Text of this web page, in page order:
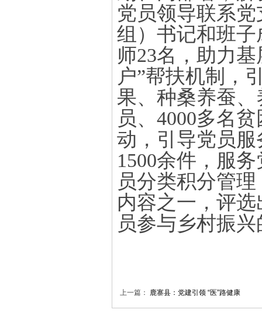
党员领导联系
组）书记和班
师23名，助力
户”帮扶机制，
果、种桑养蚕
员、4000多名
动，引导党员
1500余件，服
员分类积分管
内容之一，评
员参与乡村振
上一篇： 鹿寨县：党建引领 “医”路健康